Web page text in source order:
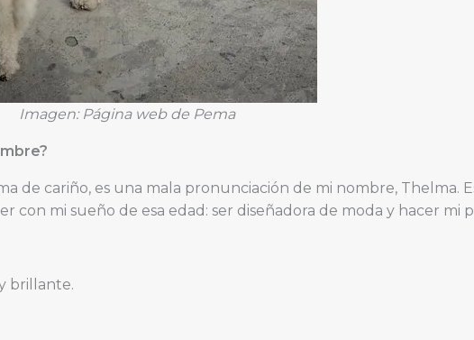
Imagen: Página web de Pema
de cariño, es una mala pronunciación de mi nombre, Thelma.
mi sueño de esa edad: ser diseñadora de moda y hacer mi
brillante.